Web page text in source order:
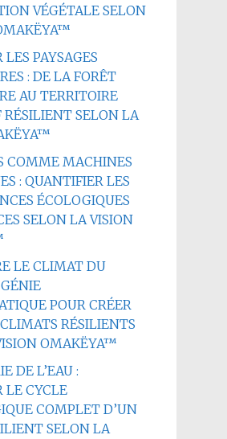
VÉGÉTALE SELON
PAYSAGES
: DE LA FORÊT
AU TERRITOIRE
RÉSILIENT SELON LA
COMME MACHINES
: QUANTIFIER LES
ÉCOLOGIQUES
SELON LA VISION
LE CLIMAT DU
POUR CRÉER
RÉSILIENTS
OMAKËYA™
DE L’EAU :
LE CYCLE
COMPLET D’UN
SELON LA